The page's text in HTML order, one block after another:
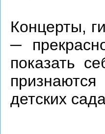
Концерты,
─
показать
детских